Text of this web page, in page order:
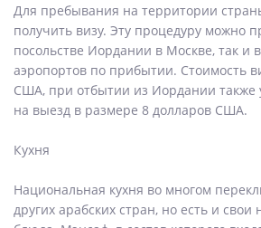
Для пребывания на территории
получить визу. Эту процедуру можно
посольстве Иордании в Москве, так и
аэропортов по прибытии. Стоимость
США, при отбытии из Иордании также
на выезд в размере 8 долларов США.
Кухня
Национальная кухня во многом
других арабских стран, но есть и